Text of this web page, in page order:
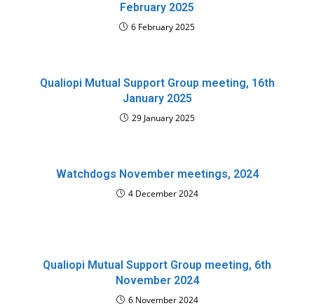
February 2025
6 February 2025
Qualiopi Mutual Support Group meeting, 16th
January 2025
29 January 2025
Watchdogs November meetings, 2024
4 December 2024
Qualiopi Mutual Support Group meeting, 6th
November 2024
6 November 2024